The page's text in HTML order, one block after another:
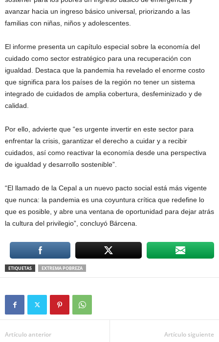
avanzar hacia un ingreso básico universal, priorizando a las
familias con niñas, niños y adolescentes.
El informe presenta un capítulo especial sobre la economía del
cuidado como sector estratégico para una recuperación con
igualdad. Destaca que la pandemia ha revelado el enorme costo
que significa para los países de la región no tener un sistema
integrado de cuidados de amplia cobertura, desfeminizado y de
calidad.
Por ello, advierte que “es urgente invertir en este sector para
enfrentar la crisis, garantizar el derecho a cuidar y a recibir
cuidados, así como reactivar la economía desde una perspectiva
de igualdad y desarrollo sostenible”.
“El llamado de la Cepal a un nuevo pacto social está más vigente
que nunca: la pandemia es una coyuntura crítica que redefine lo
que es posible, y abre una ventana de oportunidad para dejar atrás
la cultura del privilegio”, concluyó Bárcena.
ETIQUETAS EXTREMA POBREZA
Artículo anterior Artículo siguiente